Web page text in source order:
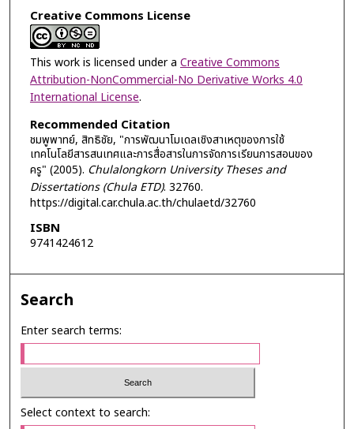
Creative Commons License
This work is licensed under a Creative Commons
Attribution-NonCommercial-No Derivative Works 4.0
International License.
Recommended Citation
ชมพูพาทย์, สิทธิชัย, "การพัฒนาโมเดลเชิงสาเหตุของการใช้
เทคโนโลยีสารสนเทศและการสื่อสารในการจัดการเรียนการสอนของ
ครู" (2005). Chulalongkorn University Theses and
Dissertations (Chula ETD). 32760.
https://digital.car.chula.ac.th/chulaetd/32760
ISBN
9741424612
Search
Enter search terms:
Select context to search: